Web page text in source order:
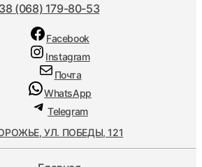
(068) 179-80-53
Facebook
Instagram
Почта
WhatsApp
Telegram
УЛ. ПОБЕДЫ, 121